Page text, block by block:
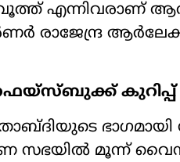
എന്നിവരാണ്
രാജേന്ദ്ര
ഫെയ്സ്ബുക്ക്
സഭയിൽ മൂന്ന്